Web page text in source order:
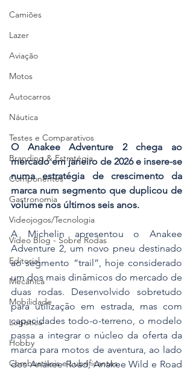
Camiões
Lazer
Aviação
Motos
Autocarros
Náutica
Testes e Comparativos
Branding & Estratégia
Componentes
Gastronomia
Videojogos/Tecnologia
Vídeo Blog - Sobre Rodas
Editorial
Mecânica
Mobilidade
Logística
Hobby
Combustíveis e Lubrificantes
O Anakee Adventure 2 chega ao
mercado em janeiro de 2026 e insere-se
numa estratégia de crescimento da
marca num segmento que duplicou de
volume nos últimos seis anos.
A Michelin apresentou o Anakee
Adventure 2, um novo pneu destinado
ao segmento “trail”, hoje considerado
um dos mais dinâmicos do mercado de
duas rodas. Desenvolvido sobretudo
para utilização em estrada, mas com
capacidades todo-o-terreno, o modelo
passa a integrar o núcleo da oferta da
marca para motos de aventura, ao lado
dos Anakee Road, Anakee Wild e Road